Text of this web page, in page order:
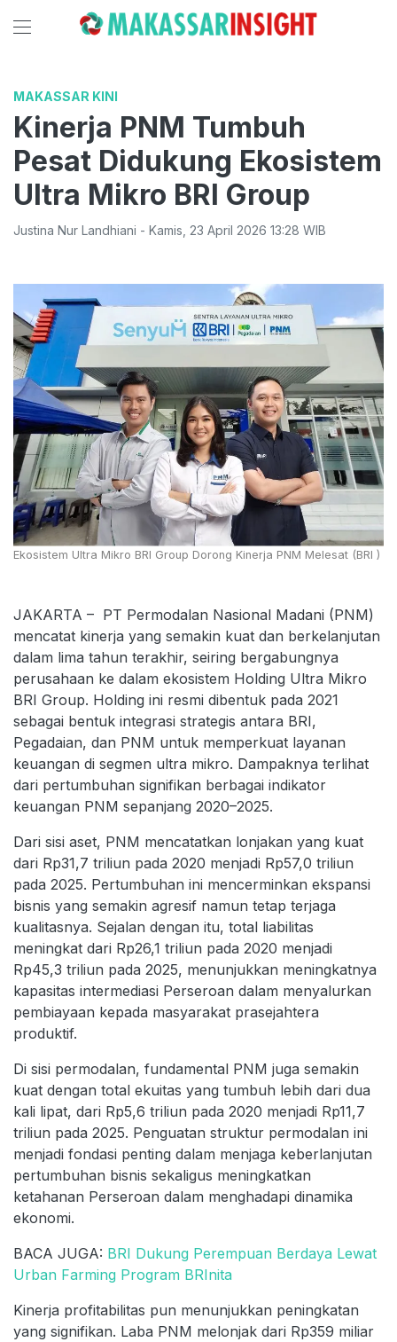
MAKASSAR KINI
Kinerja PNM Tumbuh
Pesat Didukung Ekosistem
Ultra Mikro BRI Group
Justina Nur Landhiani - Kamis 23 April 2026 13:28 WIB
Ekosistem Ultra Mikro BRI Group Dorong Kinerja PNM Melesat (BRI )
JAKARTA – PT Permodalan Nasional Madani (PNM)
mencatat kinerja yang semakin kuat dan berkelanjutan
dalam lima tahun terakhir, seiring bergabungnya
perusahaan ke dalam ekosistem Holding Ultra Mikro
BRI Group. Holding ini resmi dibentuk pada 2021
sebagai bentuk integrasi strategis antara BRI,
Pegadaian, dan PNM untuk memperkuat layanan
keuangan di segmen ultra mikro. Dampaknya terlihat
dari pertumbuhan signifikan berbagai indikator
keuangan PNM sepanjang 2020–2025.
Dari sisi aset, PNM mencatatkan lonjakan yang kuat
dari Rp31,7 triliun pada 2020 menjadi Rp57,0 triliun
pada 2025. Pertumbuhan ini mencerminkan ekspansi
bisnis yang semakin agresif namun tetap terjaga
kualitasnya. Sejalan dengan itu, total liabilitas
meningkat dari Rp26,1 triliun pada 2020 menjadi
Rp45,3 triliun pada 2025, menunjukkan meningkatnya
kapasitas intermediasi Perseroan dalam menyalurkan
pembiayaan kepada masyarakat prasejahtera
produktif.
Di sisi permodalan, fundamental PNM juga semakin
kuat dengan total ekuitas yang tumbuh lebih dari dua
kali lipat, dari Rp5,6 triliun pada 2020 menjadi Rp11,7
triliun pada 2025. Penguatan struktur permodalan ini
menjadi fondasi penting dalam menjaga keberlanjutan
pertumbuhan bisnis sekaligus meningkatkan
ketahanan Perseroan dalam menghadapi dinamika
ekonomi.
BACA JUGA: BRI Dukung Perempuan Berdaya Lewat
Urban Farming Program BRInita
Kinerja profitabilitas pun menunjukkan peningkatan
yang signifikan. Laba PNM melonjak dari Rp359 miliar